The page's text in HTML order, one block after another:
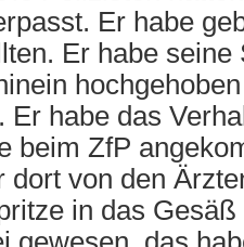
Er habe
Er habe seine
Er habe das
beim ZfP
dort von den
in das